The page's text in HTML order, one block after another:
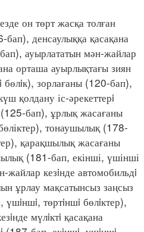
он төрт жасқа толған
денсаулыққа қасақана
ауырлататын мән-жайлар
орташа ауырлықтағы зиян
зорлағаны (120-бап),
қолдану іс-әрекеттерi
бап), ұрлық жасағаны
тонаушылық (178-
қарақшылық жасағаны
(181-бап, екінші, үшінші
жайлар кезiнде автомобильдi
ұрлау мақсатынсыз заңсыз
үшiншi, төртiншi бөлiктер),
мүлiктi қасақана